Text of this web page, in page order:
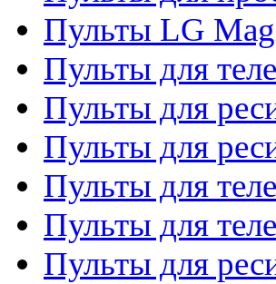
Пульты LG
Пульты для
Пульты для
Пульты для
Пульты для
Пульты для
Пульты для